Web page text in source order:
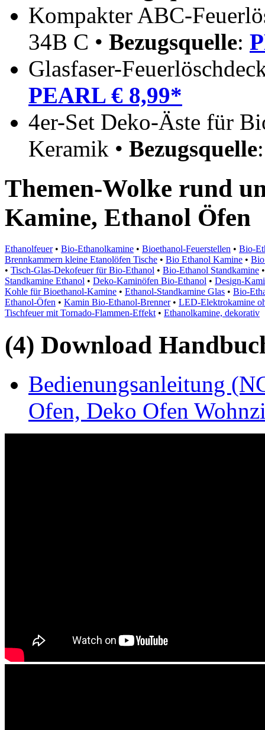
Kompakter ABC-
34B C • Bezugsquelle:
Glasfaser-
PEARL € 8,99*
4er-Set Deko-Äste für
Keramik • Bezugsquelle
Themen-Wolke rund
Kamine, Ethanol Öfen
Ethanolfeuer• Bio-Ethanolkamine • Bioethanol-Feuerstellen • Bio-
Brennkammern kleine Etanolöfen Tische • Bio Ethanol Kamine • Bio
• Tisch-Glas-Dekofeuer für Bio-Ethanol • Bio-Ethanol Standkamine
Standkamine Ethanol • Deko-Kaminöfen Bio-Ethanol • Design-
Kohle für Bioethanol-Kamine • Ethanol-Standkamine Glas • Bio-
Ethanol-Öfen • Kamin Bio-Ethanol-Brenner• LED-Elektrokamine
Tischfeuer mit Tornado-Flammen-Effekt • Ethanolkamine, dekorativ
(4) Download
Bedienungsanleitung
Ofen, Deko Ofen